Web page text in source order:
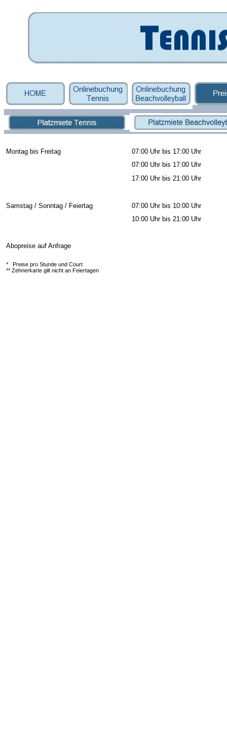
Montag bis Freitag
07:00 Uhr bis 17:00 Uhr
07:00 Uhr bis 17:00 Uhr
17:00 Uhr bis 21:00 Uhr
Samstag / Sonntag / Feiertag
07:00 Uhr bis 10:00 Uhr
10:00 Uhr bis 21:00 Uhr
Abopreise auf Anfrage
*
Preise pro Stunde und Court
** Zehnerkarte gilt nicht an Feiertagen